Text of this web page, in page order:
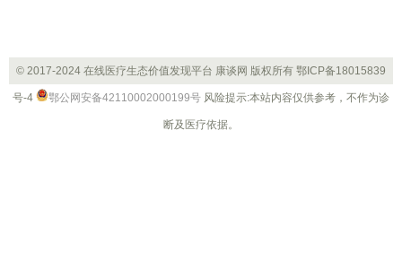
© 2017-2024 在线医疗生态价值发现平台 康谈网 版权所有 鄂ICP备18015839
号-4 鄂公网安备42110002000199号 风险提示:本站内容仅供参考，不作为诊
断及医疗依据。